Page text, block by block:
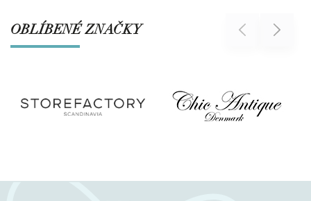
OBLÍBENÉ ZNAČKY Previous Next